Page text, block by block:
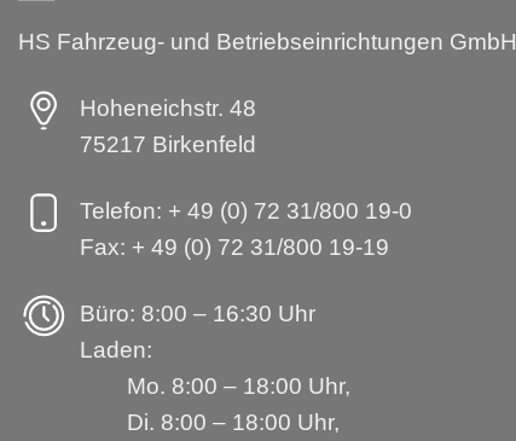
HS Fahrzeug- und Betriebseinrichtungen GmbH
Hoheneichstr. 48
75217 Birkenfeld
Telefon: + 49 (0) 72 31/800 19-0
Fax: + 49 (0) 72 31/800 19-19
Büro: 8:00 – 16:30 Uhr
Laden:
Mo. 8:00 – 18:00 Uhr,
Di. 8:00 – 18:00 Uhr,